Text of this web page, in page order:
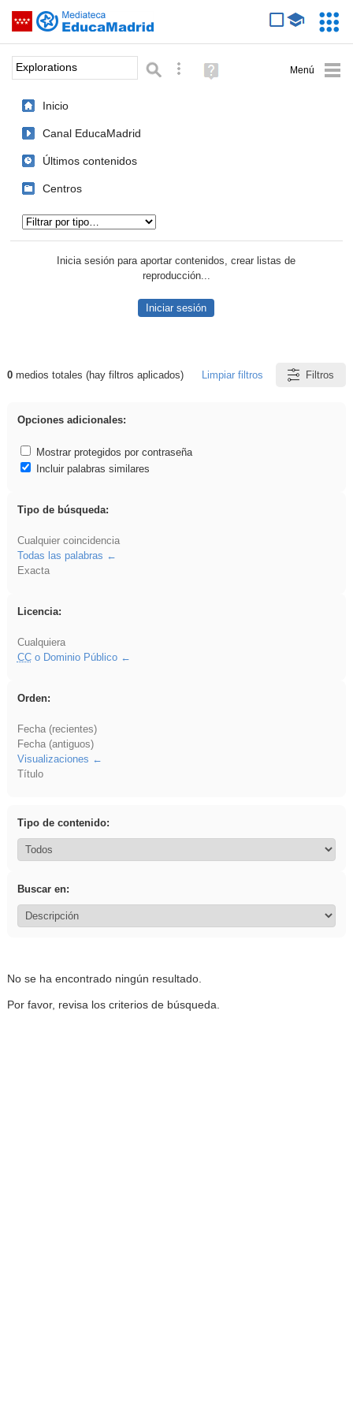
Saltar navegación
Palabra o frase: Búsqueda avanzada
Ayuda
(en
Inicio
Canal EducaMadrid
Últimos contenidos
Centros
Inicia sesión para aportar contenidos, crear listas de
reproducción...
Iniciar sesión
Resultados de: Explorations
0medios totales (hay filtros aplicados) Limpiar filtros Filtros
Opciones adicionales:
Mostrar protegidos por contraseña
Incluir palabras similares
Tipo de búsqueda:
Cualquier coincidencia
Todas las palabras
Exacta
Licencia:
Cualquiera
CCo Dominio Público
Orden:
Fecha (recientes)
Fecha (antiguos)
Visualizaciones
Título
Tipo de contenido:
Buscar en:
No se ha encontrado ningún resultado.
Por favor, revisa los criterios de búsqueda.